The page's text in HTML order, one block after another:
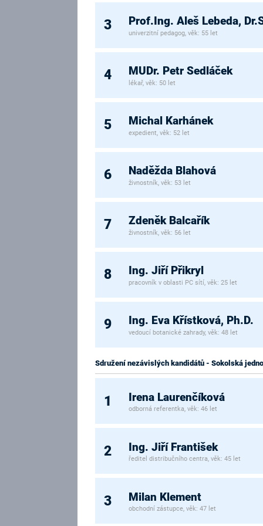
3 Prof.Ing. Aleš Lebeda,
univerzitní pedagog, věk: 55 let
4 MUDr. Petr Sedláček
lékař, věk: 50 let
5 Michal Karhánek
expedient, věk: 52 let
6 Naděžda Blahová
živnostník, věk: 53 let
7 Zdeněk Balcařík
živnostník, věk: 56 let
8 Ing. Jiří Přikryl
pracovník v oblasti PC sítí, věk: 25 let
9 Ing. Eva Křístková, Ph.D.
vedoucí botanické zahrady, věk: 48 let
Sdružení nezávislých kandidátů - Sokolská
1 Irena Laurenčíková
odborná referentka, věk: 46 let
2 Ing. Jiří František
ředitel distribučního centra, věk: 45 let
3 Milan Klement
obchodní zástupce, věk: 47 let